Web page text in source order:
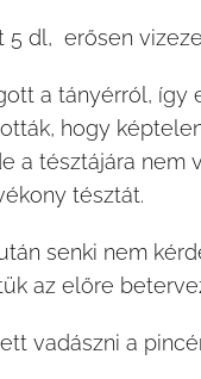
5 dl, erősen
a tányérról,
hogy
a tésztájára nem
tésztát.
senki nem
az előre
vadászni a